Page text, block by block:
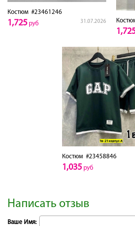
Костюм #23461246
31.07.2026
1,725 руб
Костюм#23458846
1,035руб
Написать отзыв
Ваше Имя: